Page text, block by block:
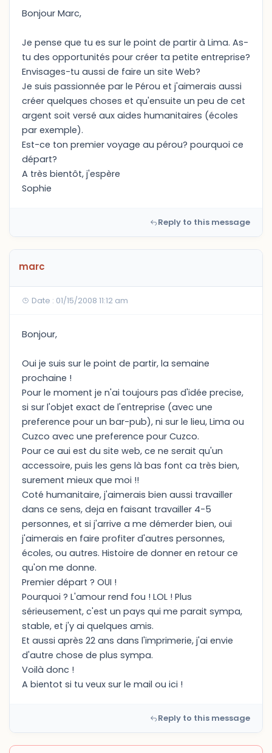
Bonjour Marc,
Je pense que tu es sur le point de partir à Lima. As-
tu des opportunités pour créer ta petite entreprise?
Envisages-tu aussi de faire un site Web?
Je suis passionnée par le Pérou et j'aimerais aussi
créer quelques choses et qu'ensuite un peu de cet
argent soit versé aux aides humanitaires (écoles
par exemple).
Est-ce ton premier voyage au pérou? pourquoi ce
départ?
A très bientôt, j'espère
Sophie
Reply to this message
marc
Date : 01/15/2008 11:12 am
Bonjour,
Oui je suis sur le point de partir, la semaine
prochaine !
Pour le moment je n'ai toujours pas d'idée precise,
si sur l'objet exact de l'entreprise (avec une
preference pour un bar-pub), ni sur le lieu, Lima ou
Cuzco avec une preference pour Cuzco.
Pour ce aui est du site web, ce ne serait qu'un
accessoire, puis les gens là bas font ca très bien,
surement mieux que moi !!
Coté humanitaire, j'aimerais bien aussi travailler
dans ce sens, deja en faisant travailler 4-5
personnes, et si j'arrive a me démerder bien, oui
j'aimerais en faire profiter d'autres personnes,
écoles, ou autres. Histoire de donner en retour ce
qu'on me donne.
Premier départ ? OUI !
Pourquoi ? L'amour rend fou ! LOL ! Plus
sérieusement, c'est un pays qui me parait sympa,
stable, et j'y ai quelques amis.
Et aussi après 22 ans dans l'imprimerie, j'ai envie
d'autre chose de plus sympa.
Voilà donc !
A bientot si tu veux sur le mail ou ici !
Reply to this message